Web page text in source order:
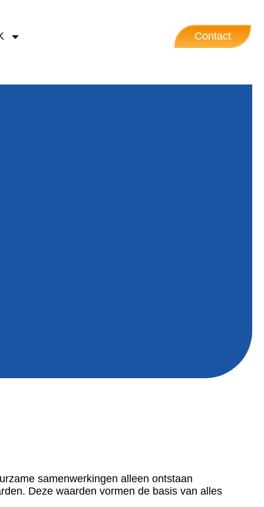
Contact
samenwerkingen alleen ontstaan
Deze waarden vormen de basis van alles